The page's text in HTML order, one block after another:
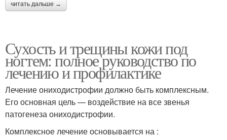
читать дальше →
Сухость и трещины кожи под
ногтем: полное руководство по
лечению и профилактике
Лечение ониходистрофии должно быть комплексным.
Его основная цель — воздействие на все звенья
патогенеза ониходистрофии.
Комплексное лечение основывается на :